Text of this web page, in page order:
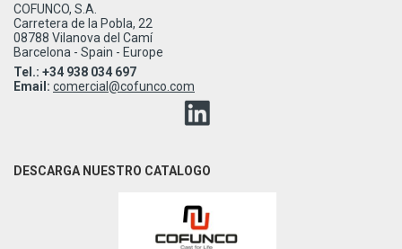
COFUNCO, S.A.
Carretera de la Pobla, 22
08788 Vilanova del Camí
Barcelona - Spain - Europe
Tel.: +34 938 034 697
Email: comercial@cofunco.com
DESCARGA NUESTRO CATALOGO